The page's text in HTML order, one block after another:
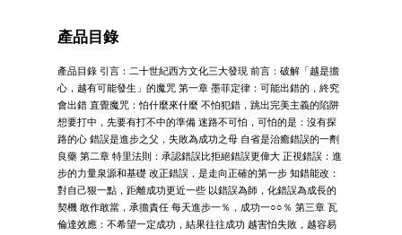
產品目錄
產品目錄 引言：二十世紀西方文化三大發現 前言：破解「越是擔
心，越有可能發生」的魔咒 第一章 墨菲定律：可能出錯的，終究
會出錯 直覺魔咒：怕什麼來什麼 不怕犯錯，跳出完美主義的陷阱
想要打中，先要有打不中的準備 迷路不可怕，可怕的是：沒有探
路的心 錯誤是進步之父，失敗為成功之母 自省是治癒錯誤的一劑
良藥 第二章 特里法則：承認錯誤比拒絕錯誤更偉大 正視錯誤：進
步的力量泉源和基礎 改正錯誤，是走向正確的第一步 知錯能改：
對自己狠一點，距離成功更近一些 以錯誤為師，化錯誤為成長的
契機 敢作敢當，承擔責任 每天進步一％，成功一○○％ 第三章 瓦
倫達效應：不希望一定成功，結果往往成功 越害怕失敗，越容易